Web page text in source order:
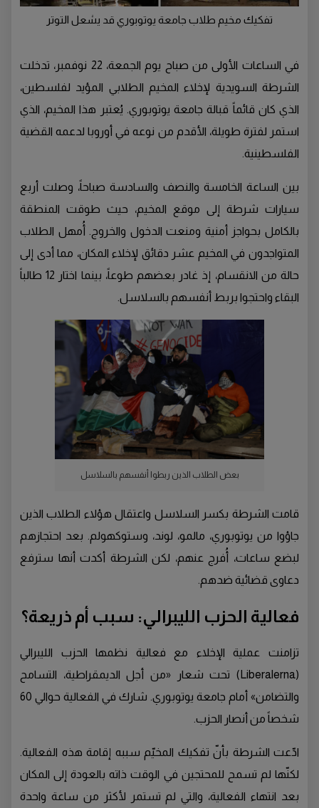
تفكيك مخيم طلاب جامعة يوتوبوري قد يشعل التوتر
في الساعات الأولى من صباح يوم الجمعة، 22 نوفمبر، تدخلت
الشرطة السويدية لإخلاء المخيم الطلابي المؤيد لفلسطين،
الذي كان قائماً قبالة جامعة يوتوبوري. يُعتبر هذا المخيم، الذي
استمر لفترة طويلة، الأقدم من نوعه في أوروبا لدعمه القضية
الفلسطينية.
بين الساعة الخامسة والنصف والسادسة صباحاً، وصلت أربع
سيارات شرطة إلى موقع المخيم، حيث طوقت المنطقة
بالكامل بحواجز أمنية ومنعت الدخول والخروج. أُمهل الطلاب
المتواجدون في المخيم عشر دقائق لإخلاء المكان، مما أدى إلى
حالة من الانقسام، إذ غادر بعضهم طوعاً، بينما اختار 12 طالباً
البقاء واحتجوا بربط أنفسهم بالسلاسل.
بعض الطلاب الذين ربطوا أنفسهم بالسلاسل
قامت الشرطة بكسر السلاسل واعتقال هؤلاء الطلاب الذين
جاؤوا من يوتوبوري، مالمو، لوند، وستوكهولم. بعد احتجازهم
لبضع ساعات، أُفرج عنهم، لكن الشرطة أكدت أنها سترفع
دعاوى قضائية ضدهم.
فعالية الحزب الليبرالي: سبب أم ذريعة؟
تزامنت عملية الإخلاء مع فعالية نظمها الحزب الليبرالي
(Liberalerna) تحت شعار «من أجل الديمقراطية، التسامح
والتضامن» أمام جامعة يوتوبوري. شارك في الفعالية حوالي 60
شخصاً من أنصار الحزب.
ادّعت الشرطة بأنّ تفكيك المخيّم سببه إقامة هذه الفعالية.
لكنّها لم تسمح للمحتجين في الوقت ذاته بالعودة إلى المكان
بعد انتهاء الفعالية، والتي لم تستمر لأكثر من ساعة واحدة